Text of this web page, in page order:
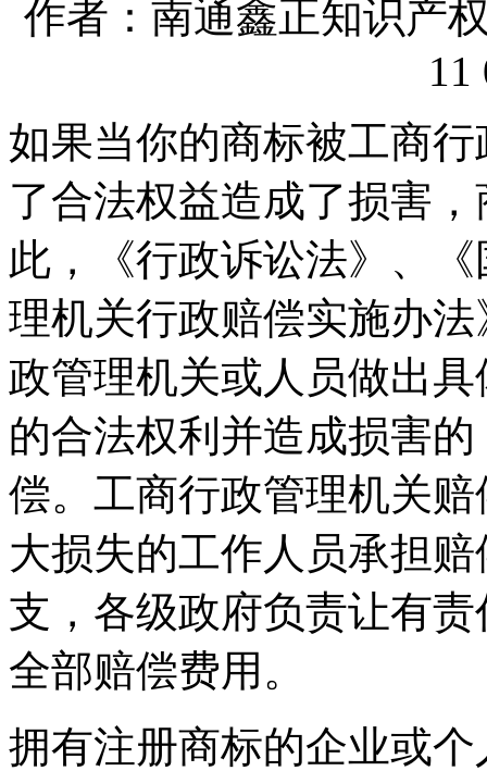
作者：南通鑫正知识产
11
如果当你的商标被工商
了合法权益造成了损害
此，《行政诉讼法》、
理机关行政赔偿实施办
政管理机关或人员做出
的合法权利并造成损害
偿。工商行政管理机关
大损失的工作人员承担
支，各级政府负责让有
全部赔偿费用。
拥有注册商标的企业或